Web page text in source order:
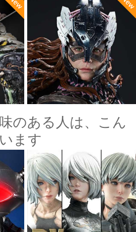
のある人は、こん
ます